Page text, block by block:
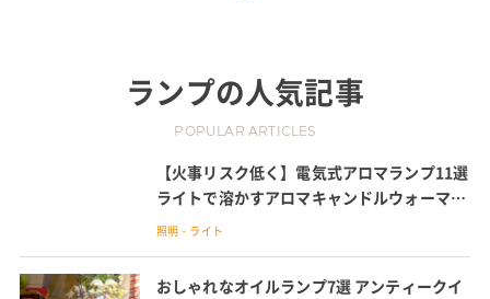
ランプの人気記事
POPULAR ARTICLES
【火事リスク低く】電気式アロマランプ11選
ライトで溶かすアロマキャンドルウォーマー
も
照明・ライト
おしゃれなオイルランプ7選 アンティークイ